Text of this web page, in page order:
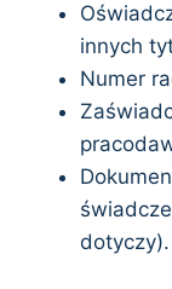
innych
Numer
dotyczy).